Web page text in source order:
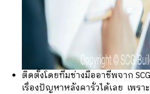
ติดตั้งโดยทีมช่างมืออาชีพจาก
เรื่องปัญหาหลังคารั่วได้เลย เพร